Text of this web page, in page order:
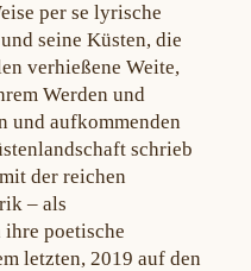
per se lyrische
seine Küsten, die
verhießene Weite,
Werden und
und aufkommenden
schrieb
der reichen
– als
poetische
letzten, 2019 auf den